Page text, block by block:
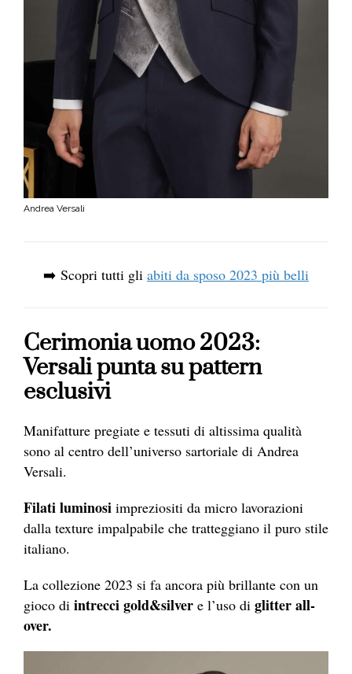
Andrea Versali
➡️ Scopri tutti gli abiti da sposo 2023 più belli
Cerimonia uomo 2023:
Versali punta su pattern
esclusivi
Manifatture pregiate e tessuti di altissima qualità
sono al centro dell’universo sartoriale di Andrea
Versali.
Filati luminosi impreziositi da micro lavorazioni
dalla texture impalpabile che tratteggiano il puro stile
italiano.
La collezione 2023 si fa ancora più brillante con un
gioco di intrecci gold&silver e l’uso di glitter all-
over.